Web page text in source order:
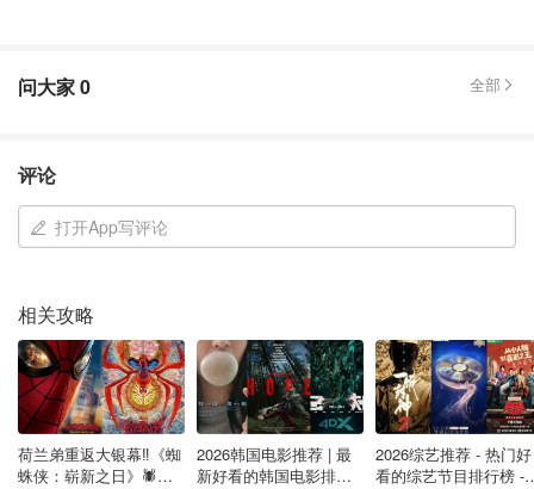
Anker 最新推出的便携式电站有500元的折扣，值得那些需
型，你可以将它与太阳能电池板或更多 Anker 电池搭配使
用，随着时间的推移扩展你的系统。
Anker SOLIX F3800 Portable Power Station
3840Wh | 6000W - Anker US
Anker CA
问大家0 全部
评论
打开App写评论
相关攻略
荷兰弟重返大银幕‼️《蜘
蛛侠：崭新之日》🕷️北
2026韩国电影推荐 | 最
新好看的韩国电影排行
2026综艺推荐 - 热门好
看的综艺节目排行榜 -